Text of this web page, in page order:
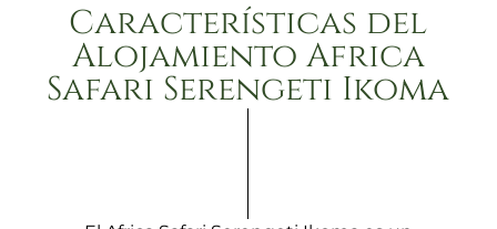
Características del
Alojamiento Africa
Safari Serengeti Ikoma